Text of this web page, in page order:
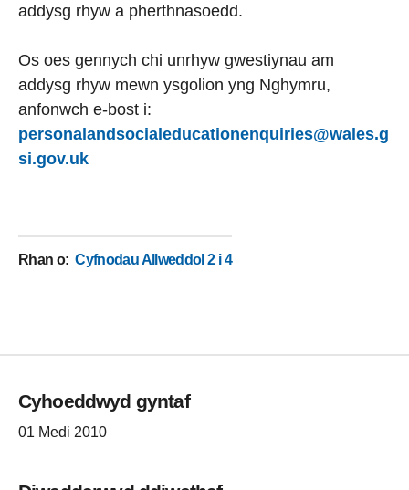
addysg rhyw a pherthnasoedd.
Os oes gennych chi unrhyw gwestiynau am
addysg rhyw mewn ysgolion yng Nghymru,
anfonwch e-bost i:
personalandsocialeducationenquiries@wales.g
si.gov.uk
Rhan o:Cyfnodau Allweddol 2 i 4
Cyhoeddwyd gyntaf
01 Medi 2010